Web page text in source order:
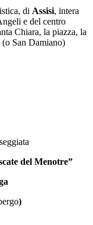
di Assisi, intera
e del centro
Chiara, la piazza, la
San Damiano)
del Menotre”
)